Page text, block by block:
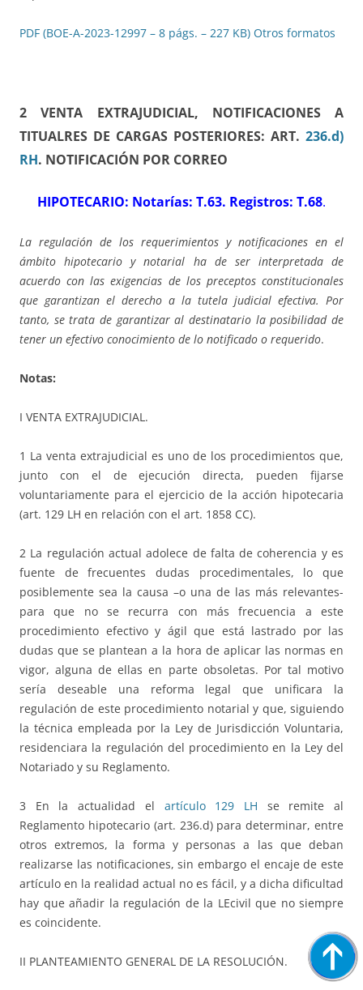
PDF (BOE-A-2023-12997 – 8 págs. – 227 KB) Otros formatos
2 VENTA EXTRAJUDICIAL, NOTIFICACIONES A
TITUALRES DE CARGAS POSTERIORES: ART. 236.d)
RH. NOTIFICACIÓN POR CORREO
HIPOTECARIO: Notarías: T.63. Registros: T.68.
La regulación de los requerimientos y notificaciones en el
ámbito hipotecario y notarial ha de ser interpretada de
acuerdo con las exigencias de los preceptos constitucionales
que garantizan el derecho a la tutela judicial efectiva. Por
tanto, se trata de garantizar al destinatario la posibilidad de
tener un efectivo conocimiento de lo notificado o requerido.
Notas:
I VENTA EXTRAJUDICIAL.
1 La venta extrajudicial es uno de los procedimientos que,
junto con el de ejecución directa, pueden fijarse
voluntariamente para el ejercicio de la acción hipotecaria
(art. 129 LH en relación con el art. 1858 CC).
2 La regulación actual adolece de falta de coherencia y es
fuente de frecuentes dudas procedimentales, lo que
posiblemente sea la causa –o una de las más relevantes-
para que no se recurra con más frecuencia a este
procedimiento efectivo y ágil que está lastrado por las
dudas que se plantean a la hora de aplicar las normas en
vigor, alguna de ellas en parte obsoletas. Por tal motivo
sería deseable una reforma legal que unificara la
regulación de este procedimiento notarial y que, siguiendo
la técnica empleada por la Ley de Jurisdicción Voluntaria,
residenciara la regulación del procedimiento en la Ley del
Notariado y su Reglamento.
3 En la actualidad el artículo 129 LH se remite al
Reglamento hipotecario (art. 236.d) para determinar, entre
otros extremos, la forma y personas a las que deban
realizarse las notificaciones, sin embargo el encaje de este
artículo en la realidad actual no es fácil, y a dicha dificultad
hay que añadir la regulación de la LEcivil que no siempre
es coincidente.
II PLANTEAMIENTO GENERAL DE LA RESOLUCIÓN.